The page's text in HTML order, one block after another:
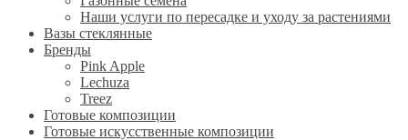
Наши услуги по пересадке и уходу за растениями
Вазы стеклянные
Бренды
Pink Apple
Lechuza
Treez
Готовые композиции
Готовые искусственные композиции